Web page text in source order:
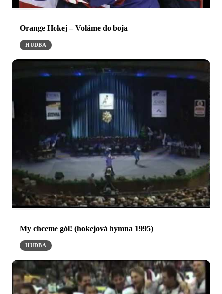
Orange Hokej – Voláme do boja
HUDBA
My chceme gól! (hokejová hymna 1995)
HUDBA